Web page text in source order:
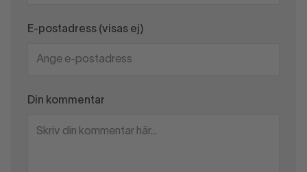
E-postadress (visas ej)
Din kommentar